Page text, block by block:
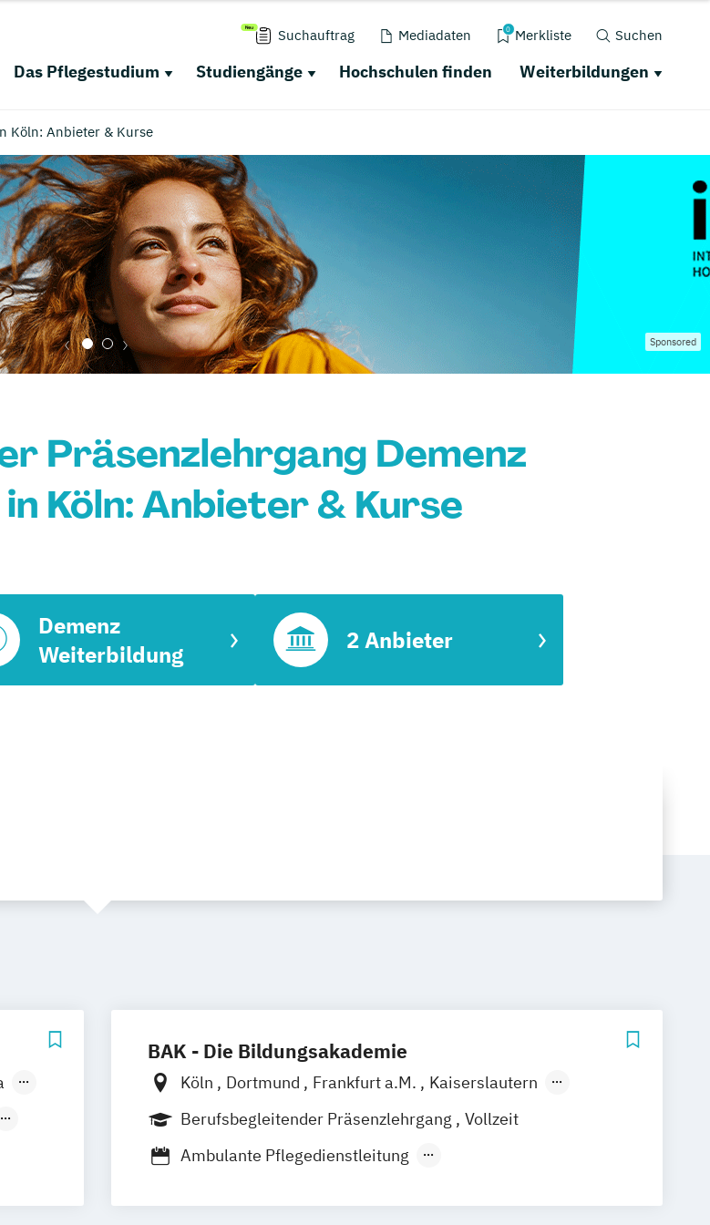
Suchauftrag Mediadaten 0 Merkliste Suchen
Das Pflegestudium Studiengänge Hochschulen finden Weiterbildungen
Köln: Anbieter & Kurse
Sponsored
Präsenzlehrgang Demenz
Köln: Anbieter & Kurse
Demenz
Weiterbildung
2 Anbieter
BAK - Die Bildungsakademie
Köln Dortmund Frankfurt a.M.
Kaiserslautern
Karlsruhe
Kassel Koblenz Nürmbrecht Siegen
Berufsbegleitender Präsenzlehrgang
Vollzeit
Ambulante Pflegedienstleitung
Betreuungsassistent inkl. Fachkraft für